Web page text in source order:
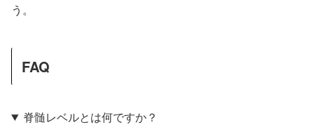
う。
FAQ
脊髄レベルとは何ですか？